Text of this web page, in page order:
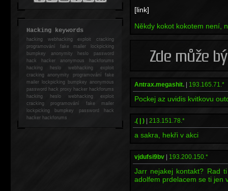
[link]
Někdy kokot kokotem není,
Antrax.megashit. 193.165.71.*
Pockej az uvidis kvitkovu
.( | ) 213.151.78.*
a sakra, hekři v akci
vjdufsi9bv 193.200.150.*
Jarr nejakej kontakt? Rad
adolfem prdelacem se ti jen
Hacking keywords
hackingwebhacking exploit cracking
programování fake mailer lockpicking
bumpkey anonymity heslo password
hackhacker anonymous hackforums
hackingheslo webhacking exploit
cracking anonymity programování fake
mailer lockpicking bumpkey anonymous
password hack proxy hacker hackforums
hacking heslo webhacking exploit
cracking programování fake mailer
lockpicking bumpkey password hack
hackerhackforums